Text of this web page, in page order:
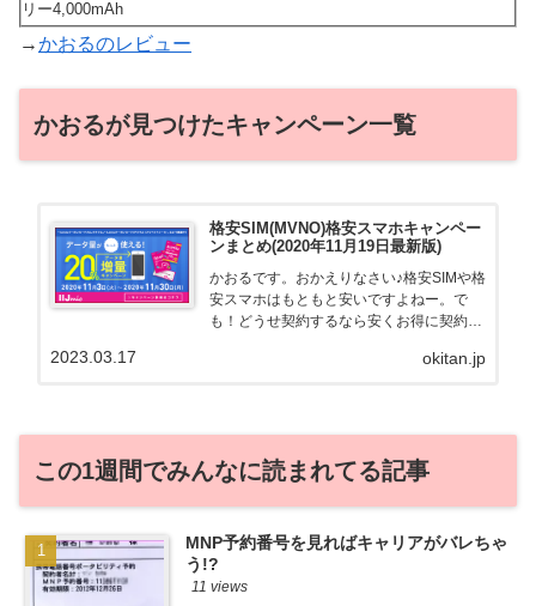
リー4,000mAh
→かおるのレビュー
かおるが見つけたキャンペーン一覧
格安SIM(MVNO)格安スマホキャンペー
ンまとめ(2020年11月19日最新版)
かおるです。おかえりなさい♪格安SIMや格
安スマホはもともと安いですよねー。で
も！どうせ契約するなら安くお得に契約し
る自身も、そういう案件を常に狙ってます
okitan.jp
2023.03.17
この1週間でみんなに読まれてる記事
MNP予約番号を見ればキャリアがバレちゃ
う!?
11 views